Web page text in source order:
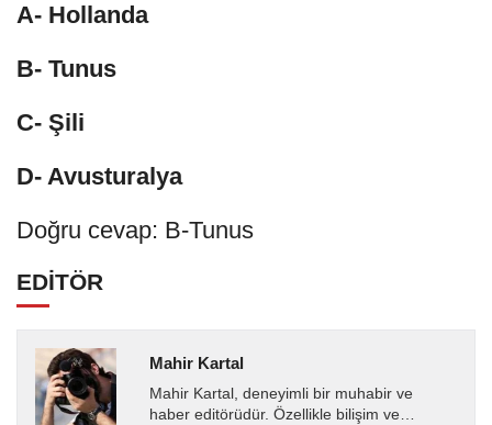
A- Hollanda
B- Tunus
C- Şili
D- Avusturalya
Doğru cevap: B-Tunus
EDİTÖR
Mahir Kartal
Mahir Kartal, deneyimli bir muhabir ve
haber editörüdür. Özellikle bilişim ve